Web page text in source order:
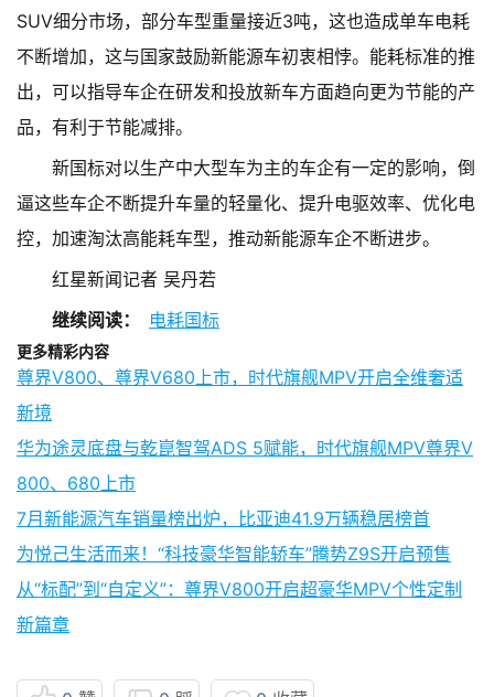
SUV细分市场，部分车型重量接近3吨，这也造成单车电耗
不断增加，这与国家鼓励新能源车初衷相悖。能耗标准的推
出，可以指导车企在研发和投放新车方面趋向更为节能的产
品，有利于节能减排。
新国标对以生产中大型车为主的车企有一定的影响，倒
逼这些车企不断提升车量的轻量化、提升电驱效率、优化电
控，加速淘汰高能耗车型，推动新能源车企不断进步。
红星新闻记者 吴丹若
继续阅读：
电耗国标
更多精彩内容
尊界V800、尊界V680上市，时代旗舰MPV开启全维奢适
新境
华为途灵底盘与乾崑智驾ADS 5赋能，时代旗舰MPV尊界V
800、680上市
7月新能源汽车销量榜出炉，比亚迪41.9万辆稳居榜首
为悦己生活而来！“科技豪华智能轿车”腾势Z9S开启预售
从“标配”到“自定义”：尊界V800开启超豪华MPV个性定制
新篇章